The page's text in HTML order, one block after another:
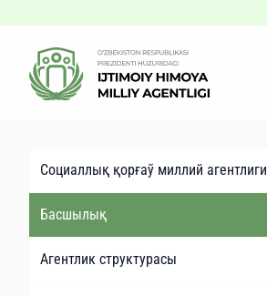
Социаллық қорғаў миллий агентлиги
Басшылық
Агентлик структурасы